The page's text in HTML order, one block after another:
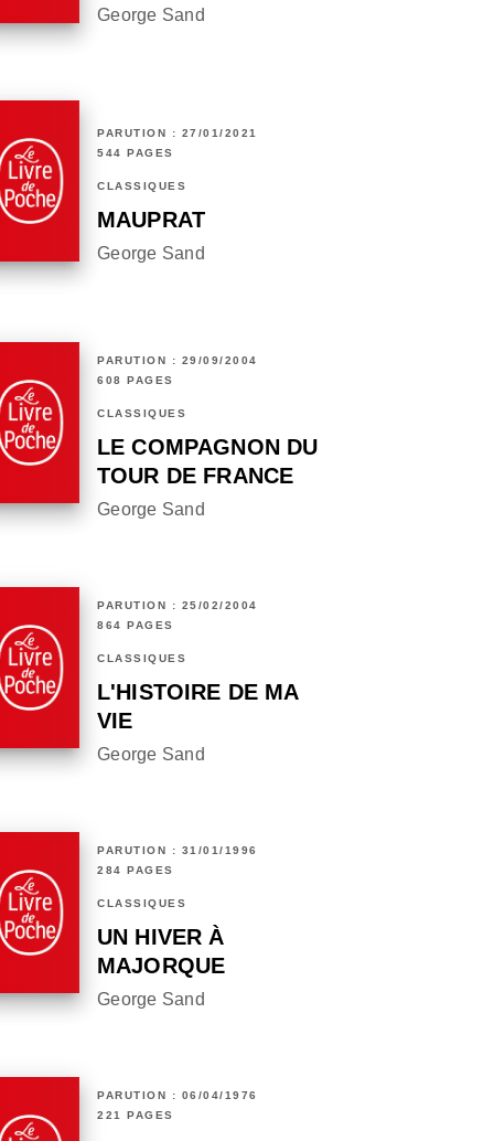
George Sand
PARUTION : 27/01/2021
544 PAGES
CLASSIQUES
MAUPRAT
George Sand
PARUTION : 29/09/2004
608 PAGES
CLASSIQUES
LE COMPAGNON DU
TOUR DE FRANCE
George Sand
PARUTION : 25/02/2004
864 PAGES
CLASSIQUES
L'HISTOIRE DE MA
VIE
George Sand
PARUTION : 31/01/1996
284 PAGES
CLASSIQUES
UN HIVER À
MAJORQUE
George Sand
PARUTION : 06/04/1976
221 PAGES